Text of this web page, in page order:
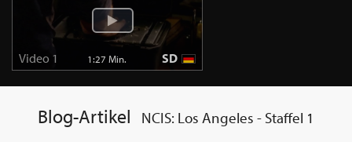
Video 1 1:27 Min. SD
Blog-Artikel
NCIS: Los Angeles - Staffel 1